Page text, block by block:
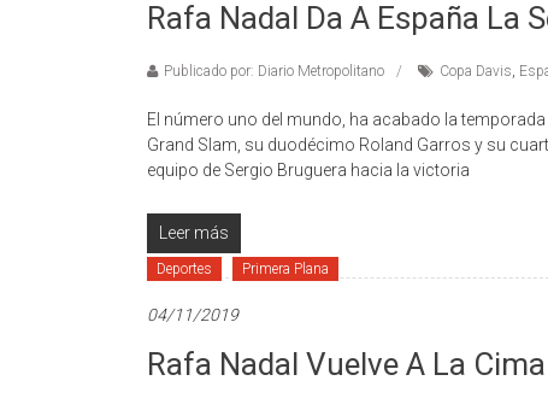
Rafa Nadal Da A España La
Publicado por: Diario Metropolitano Copa Davis,
El número uno del mundo, ha acabado la
Grand Slam, su duodécimo Roland Garros y su
equipo de Sergio Bruguera hacia la victoria
Leer más
Deportes Primera Plana
04/11/2019
Rafa Nadal Vuelve A La